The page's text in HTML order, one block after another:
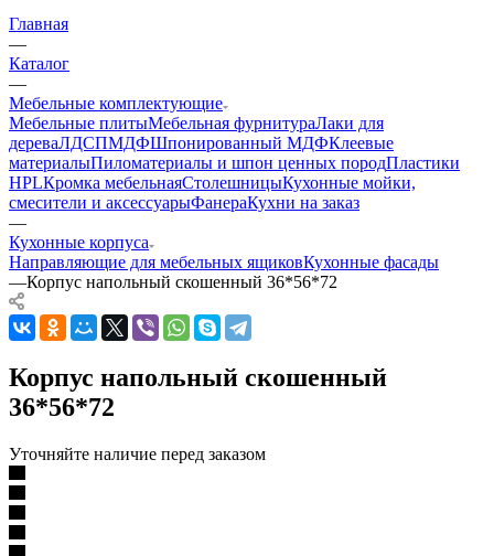
Главная
—
Каталог
—
Мебельные комплектующие
Мебельные плитыМебельная фурнитураЛаки для
дереваЛДСПМДФШпонированный МДФКлеевые
материалыПиломатериалы и шпон ценных породПластики
HPLКромка мебельнаяСтолешницыКухонные мойки,
смесители и аксессуарыФанераКухни на заказ
—
Кухонные корпуса
Направляющие для мебельных ящиковКухонные фасады
—Корпус напольный скошенный 36*56*72
Корпус напольный скошенный
36*56*72
Уточняйте наличие перед заказом